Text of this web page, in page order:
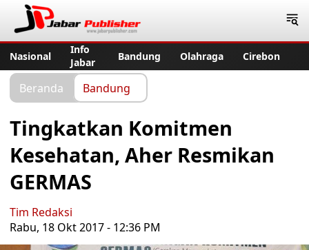
Nasional
Info
Jabar
Bandung Olahraga Cirebon
Beranda Bandung
Tingkatkan Komitmen
Kesehatan, Aher Resmikan
GERMAS
Tim Redaksi
Rabu, 18 Okt 2017 - 12:36 PM